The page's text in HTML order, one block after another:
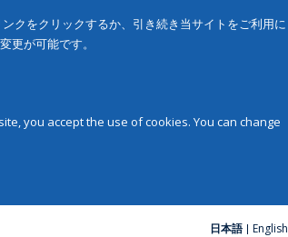
クをクリックするか、引き続き当サイトをご利用に
更が可能です。
you accept the use of cookies. You can change
日本語 English